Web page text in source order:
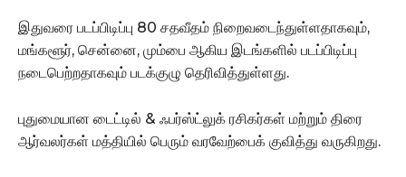
இதுவரை படப்பிடிப்பு 80 சதவீதம் நிறைவடைந்துள்ளதாகவும்,
மங்களூர், சென்னை, மும்பை ஆகிய இடங்களில் படப்பிடிப்பு
நடைபெற்றதாகவும் படக்குழு தெரிவித்துள்ளது.
புதுமையான டைட்டில் & ஃபர்ஸ்ட்லுக் ரசிகர்கள் மற்றும் திரை
ஆர்வலர்கள் மத்தியில் பெரும் வரவேற்பைக் குவித்து வருகிறது.